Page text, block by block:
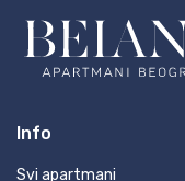
Info
Svi apartmani